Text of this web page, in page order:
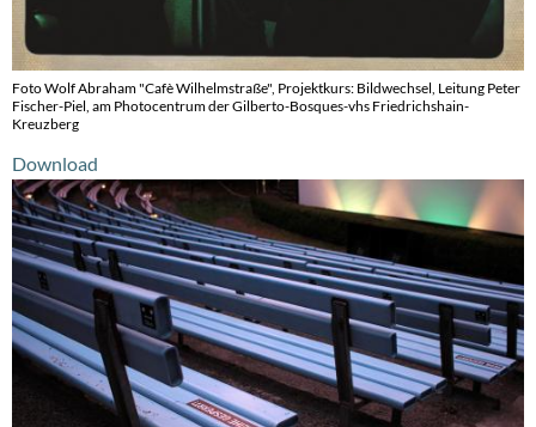
Foto Wolf Abraham "Cafè Wilhelmstraße", Projektkurs: Bildwechsel, Leitung Peter
Fischer-Piel, am Photocentrum der Gilberto-Bosques-vhs Friedrichshain-
Kreuzberg
Download